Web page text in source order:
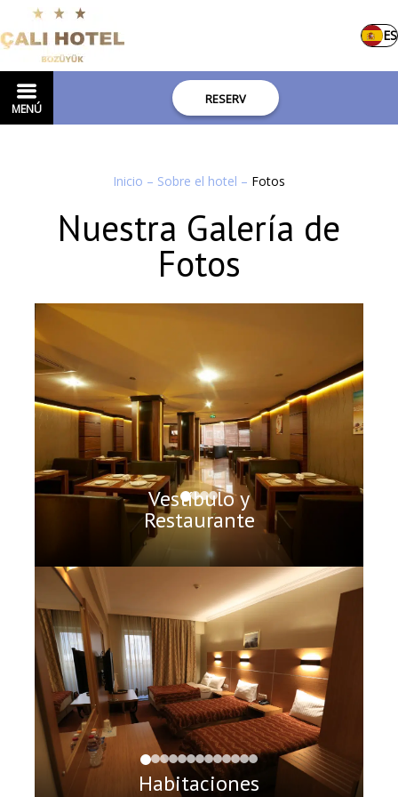
ES
MENÚ
RESERV
Inicio – Sobre el hotel – Fotos
Nuestra Galería de
Fotos
Vestíbulo y
Restaurante
Habitaciones